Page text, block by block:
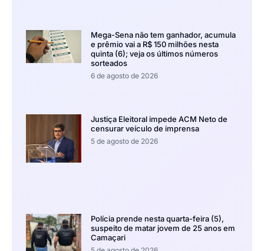
Mega-Sena não tem ganhador, acumula
e prêmio vai a R$ 150 milhões nesta
quinta (6); veja os últimos números
sorteados
6 de agosto de 2026
Justiça Eleitoral impede ACM Neto de
censurar veículo de imprensa
5 de agosto de 2026
Polícia prende nesta quarta-feira (5),
suspeito de matar jovem de 25 anos em
Camaçari